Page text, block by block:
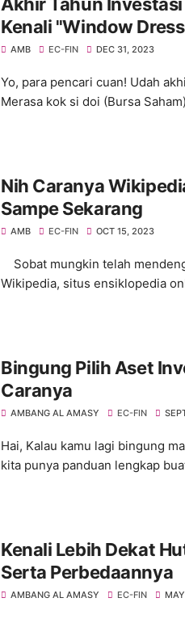
Kenali "Window
AMB EC-FIN DEC 31, 2023
Yo, para pencari cuan! Udah
Merasa kok si doi (Bursa
Nih Caranya
Sampe Sekarang
AMB EC-FIN OCT 15, 2023
Sobat mungkin telah
Wikipedia, situs ensiklopedia
Bingung Pilih Aset
Caranya
AMBANG AL AMASY EC-FIN
Hai, Kalau kamu lagi bingung
kita punya panduan lengkap
Kenali Lebih Dekat
Serta Perbedaannya
AMBANG AL AMASY EC-FIN